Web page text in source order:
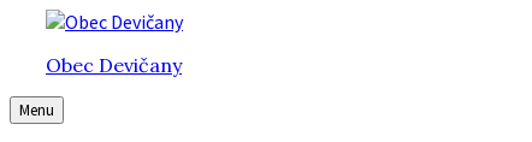
Preskočiť
obsah
Preskočiť
hlavnú
navigáciu
Preskočiť
pätičkuObec Devičany
Menu